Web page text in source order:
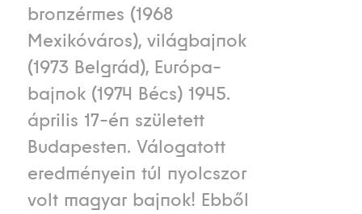
bronzérmes (1968
Mexikóváros), világbajnok
(1973 Belgrád), Európa-
bajnok (1974 Bécs) 1945.
április 17-én született
Budapesten. Válogatott
eredményein túl nyolcszor
volt magyar bajnok! Ebből